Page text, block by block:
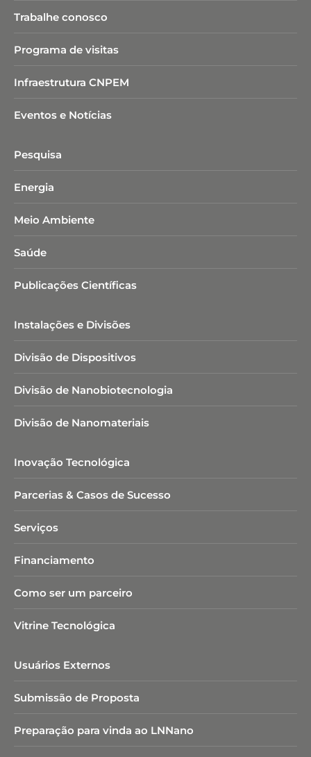
Trabalhe conosco
Programa de visitas
Infraestrutura CNPEM
Eventos e Notícias
Pesquisa
Energia
Meio Ambiente
Saúde
Publicações Científicas
Instalações e Divisões
Divisão de Dispositivos
Divisão de Nanobiotecnologia​
Divisão de Nanomateriais
Inovação Tecnológica
Parcerias & Casos de Sucesso
Serviços
Financiamento
Como ser um parceiro
Vitrine Tecnológica
Usuários Externos
Submissão de Proposta
Preparação para vinda ao LNNano